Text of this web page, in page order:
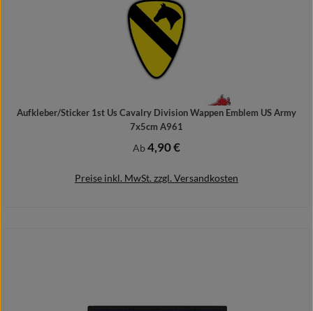
Aufkleber/Sticker 1st Us Cavalry Division Wappen Emblem US Army
7x5cm A961
Regulärer Preis:
Ab4,90 €
Preise inkl. MwSt. zzgl. Versandkosten